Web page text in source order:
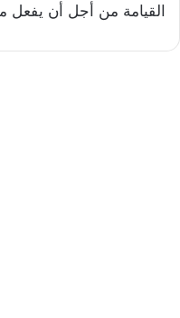
القيامة من أجل أن يفعل